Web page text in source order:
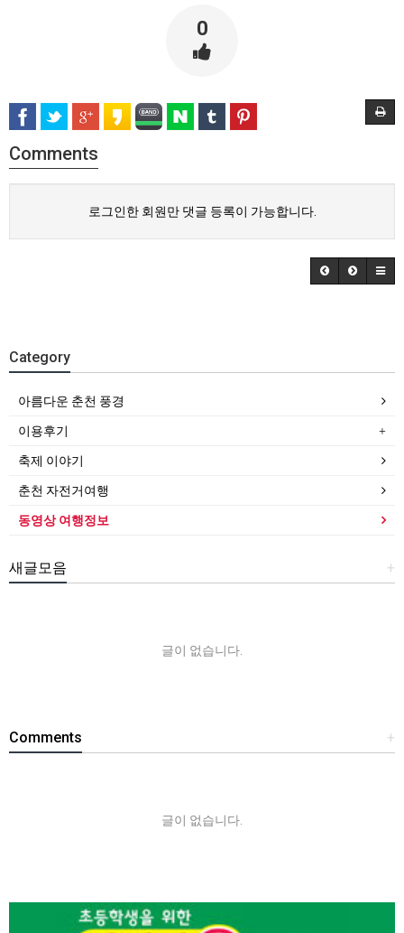
0
Comments
로그인한 회원만 댓글 등록이 가능합니다.
Category
아름다운 춘천 풍경
이용후기
축제 이야기
춘천 자전거여행
동영상 여행정보
+
새글모음
글이 없습니다.
+
Comments
글이 없습니다.